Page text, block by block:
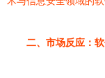
二、市场反应：